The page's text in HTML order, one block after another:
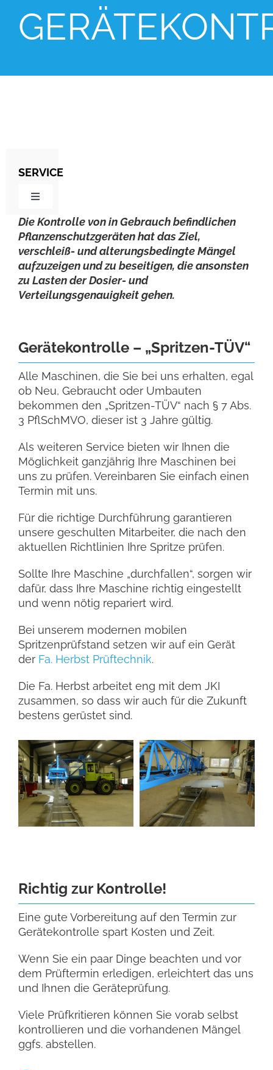
SERVICE
Toggle
Umbauten / Renovierungen
Gerätekontrolle
Die Kontrolle von in Gebrauch befindlichen
Pflanzenschutzgeräten hat das Ziel,
verschleiß- und alterungsbedingte Mängel
aufzuzeigen und zu beseitigen, die ansonsten
zu Lasten der Dosier- und
Verteilungsgenauigkeit gehen.
Gerätekontrolle – „Spritzen-TÜV“
Alle Maschinen, die Sie bei uns erhalten, egal
ob Neu, Gebraucht oder Umbauten
bekommen den „Spritzen-TÜV“ nach § 7 Abs.
3 PflSchMVO, dieser ist 3 Jahre gültig.
Als weiteren Service bieten wir Ihnen die
Möglichkeit ganzjährig Ihre Maschinen bei
uns zu prüfen. Vereinbaren Sie einfach einen
Termin mit uns.
Für die richtige Durchführung garantieren
unsere geschulten Mitarbeiter, die nach den
aktuellen Richtlinien Ihre Spritze prüfen.
Sollte Ihre Maschine „durchfallen“, sorgen wir
dafür, dass Ihre Maschine richtig eingestellt
und wenn nötig repariert wird.
Bei unserem modernen mobilen
Spritzenprüfstand setzen wir auf ein Gerät
der Fa. Herbst Prüftechnik.
Die Fa. Herbst arbeitet eng mit dem JKI
zusammen, so dass wir auch für die Zukunft
bestens gerüstet sind.
Richtig zur Kontrolle!
Eine gute Vorbereitung auf den Termin zur
Gerätekontrolle spart Kosten und Zeit.
Wenn Sie ein paar Dinge beachten und vor
dem Prüftermin erledigen, erleichtert das uns
und Ihnen die Geräteprüfung.
Viele Prüfkritieren können Sie vorab selbst
kontrollieren und die vorhandenen Mängel
ggfs. abstellen.